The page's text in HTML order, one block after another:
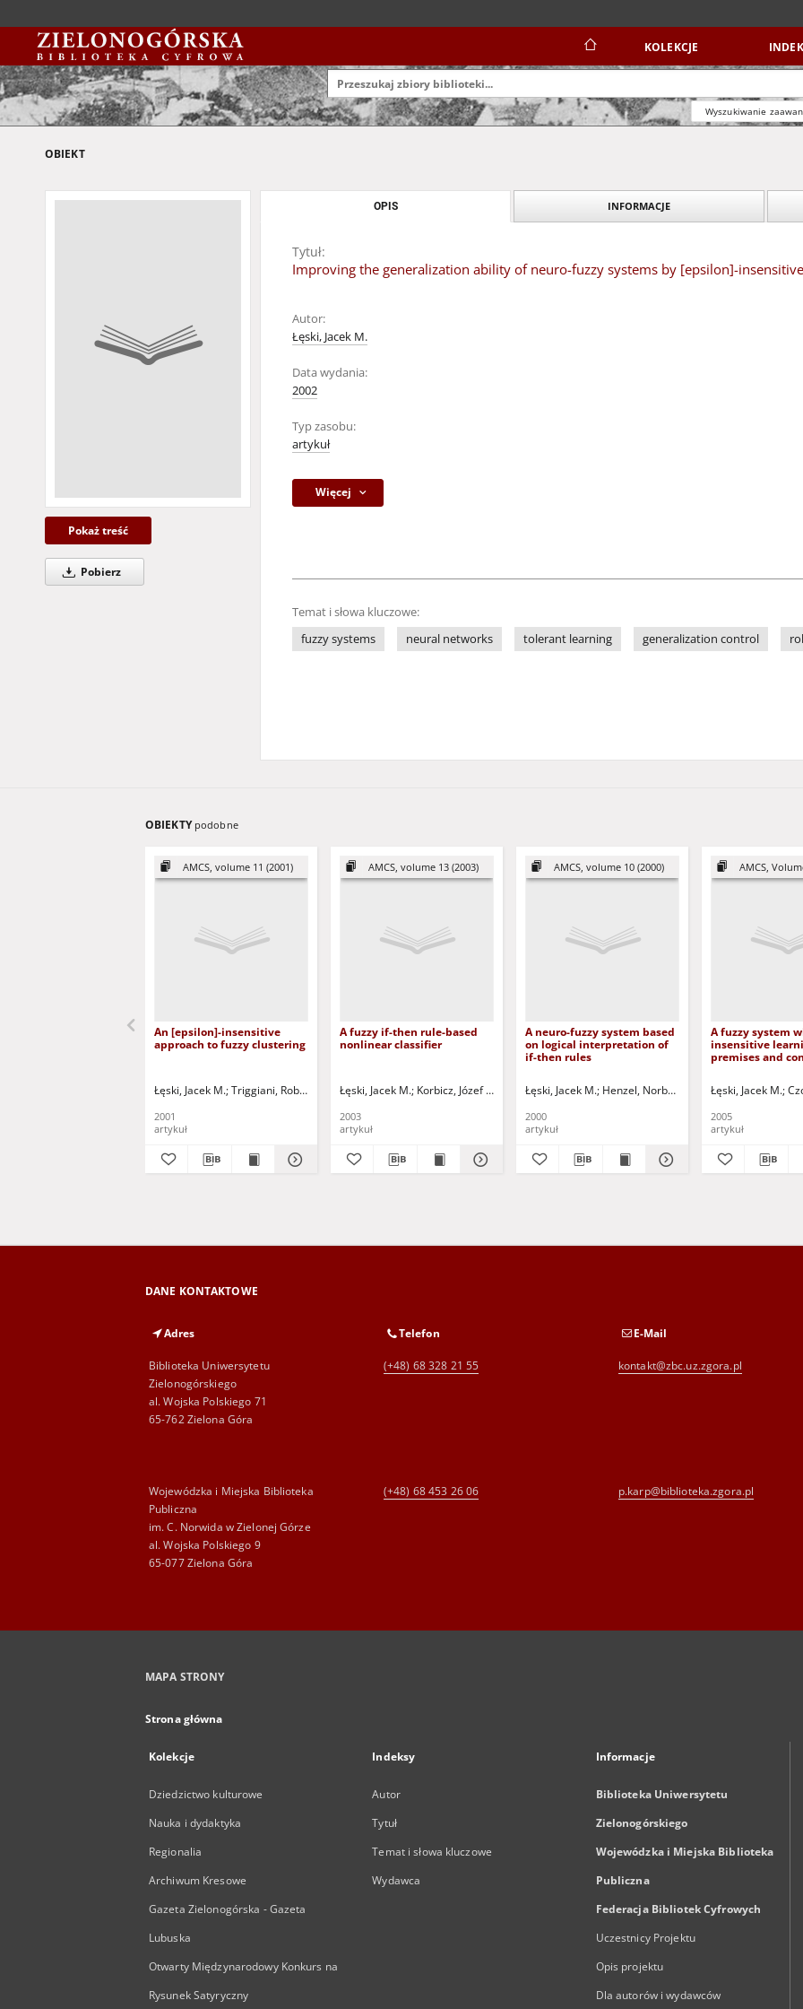
KOLEKCJE
Wyszukiwanie
OBIEKT
Pokaż treść
Pobierz
OPIS INFORMACJE
Tytuł:
Improving the generalization ability of neuro-fuzzy systems by [epsilon]-
Autor:
Łęski, Jacek M.
Data wydania:
2002
Typ zasobu:
artykuł
Więcej
Temat i słowa kluczowe:
fuzzy systems
neural networks tolerant learning generalization control
OBIEKTY podobne
AMCS, volume 11 (2001)
An [epsilon]-insensitive
approach to fuzzy clustering
Łęski, Jacek M. Triggiani, Roberto- ed. Maksimov, Vyacheslav I. - ed.
2001
artykuł
AMCS, volume 13 (2003)
A fuzzy if-then rule-based
nonlinear classifier
Łęski, Jacek M. Korbicz, Józef (1951- ) - red. Uciński, Dariusz - red.
2003
artykuł
AMCS, volume 10 (2000)
A neuro-fuzzy system based
on logical interpretation of
if-then rules
Łęski, Jacek M. Henzel, Norbert Rutkowska, Danuta -
2000
artykuł
AMCS,
A fuzzy system
insensitive
premises and
Łęski, Jacek M.
2005
artykuł
DANE KONTAKTOWE
Adres
Biblioteka Uniwersytetu
Zielonogórskiego
al. Wojska Polskiego 71
65-762 Zielona Góra
Telefon
(+48) 68 328 21 55
E-Mail
kontakt@zbc.uz.zgora.pl
Wojewódzka i Miejska Biblioteka
Publiczna
im. C. Norwida w Zielonej Górze
al. Wojska Polskiego 9
65-077 Zielona Góra
(+48) 68 453 26 06 p.karp@biblioteka.zgora.pl
MAPA STRONY
Strona główna
Kolekcje
Dziedzictwo kulturowe
Nauka i dydaktyka
Regionalia
Archiwum Kresowe
Gazeta Zielonogórska - Gazeta
Lubuska
Otwarty Międzynarodowy Konkurs na
Rysunek Satyryczny
Indeksy
Autor
Tytuł
Temat i słowa kluczowe
Wydawca
Informacje
Biblioteka Uniwersytetu
Zielonogórskiego
Wojewódzka i Miejska Biblioteka
Publiczna
Federacja Bibliotek Cyfrowych
Uczestnicy Projektu
Opis projektu
Dla autorów i wydawców